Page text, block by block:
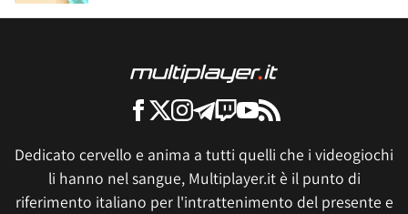
Dedicato cervello e anima a tutti quelli che i videogiochi
li hanno nel sangue, Multiplayer.it è il punto di
riferimento italiano per l'intrattenimento del presente e